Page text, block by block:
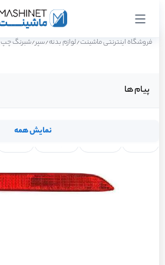
پیام ها
نمایش همه
فروشگاه اینترنتی ماشینت/لوازم بدنه/سپر/شبرنگ چپ